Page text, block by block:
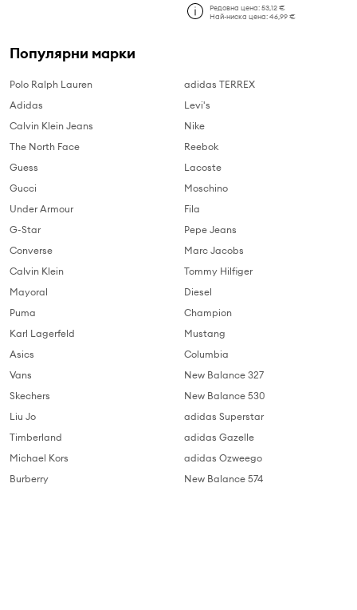
Редовна цена:53,12 €
Най-ниска цена:46,99 €
Популярни марки
Polo Ralph Lauren
Adidas
Calvin Klein Jeans
The North Face
Guess
Gucci
Under Armour
G-Star
Converse
Calvin Klein
Mayoral
Puma
Karl Lagerfeld
Asics
Vans
Skechers
Liu Jo
Timberland
Michael Kors
Burberry
adidas TERREX
Levi's
Nike
Reebok
Lacoste
Moschino
Fila
Pepe Jeans
Marc Jacobs
Tommy Hilfiger
Diesel
Champion
Mustang
Columbia
New Balance 327
New Balance 530
adidas Superstar
adidas Gazelle
adidas Ozweego
New Balance 574